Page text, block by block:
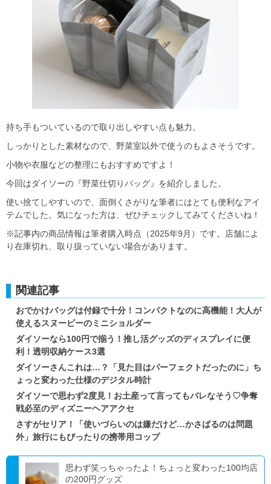
持ち手もついているので取り出しやすい点も魅力。
しっかりとした素材なので、野菜室以外で使うのもよさそうです。
小物や衣服などの整理にもおすすめですよ！
今回はダイソーの『野菜仕切りバッグ』を紹介しました。
使い捨てしやすいので、面倒くさがりな筆者にはとても便利なアイ
テムでした。気になった方は、ぜひチェックしてみてくださいね！
※記事内の商品情報は筆者購入時点（2025年9月）です。店舗によ
り在庫切れ、取り扱っていない場合があります。
関連記事
おでかけバッグは付録で十分！コンパクトなのに高機能！大人が
使えるスヌーピーのミニショルダー
ダイソーなら100円で揃う！推し活グッズのディスプレイに便
利！透明収納ケース3選
ダイソーさんこれは…？「見た目はパーフェクトだったのに」ち
ょっと変わった仕様のデジタル時計
ダイソーで思わず2度見！お土産って言ってもバレなそう♡争奪
戦必至のディズニーヘアアクセ
さすがセリア！「使いづらいのは嫌だけど…かさばるのは問題
外」旅行にもぴったりの携帯用コップ
思わず笑っちゃったよ！ちょっと変わった100均店
の200円グッズ